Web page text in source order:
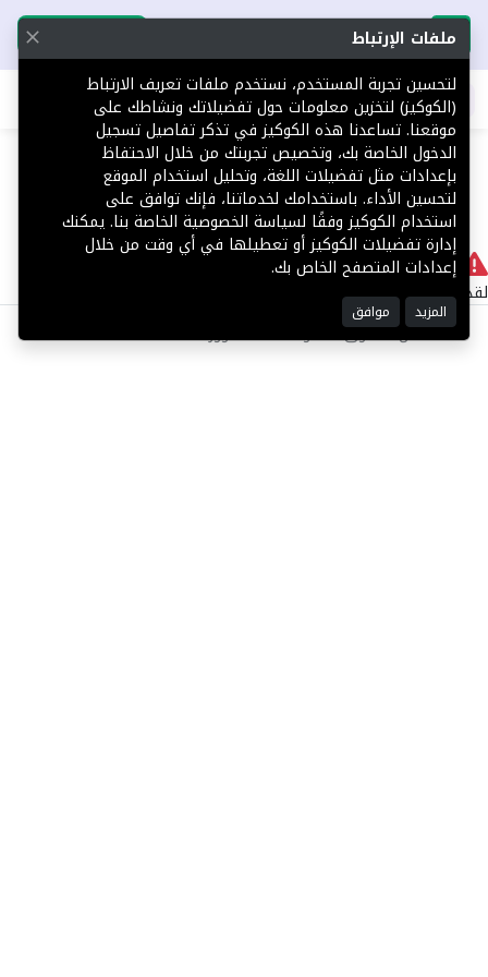
تحميل التطبيق تحميل التطبيق
اطلب عقارك
404 لا يوجد
لقد حدث خطأ داخلي أثناء معالجة طلبك.
©2025 كل الحقوق محفوظة منصة توور
ملفات الإرتباط
لتحسين تجربة المستخدم، نستخدم ملفات تعريف الارتباط
(الكوكيز) لتخزين معلومات حول تفضيلاتك ونشاطك على
موقعنا. تساعدنا هذه الكوكيز في تذكر تفاصيل تسجيل
الدخول الخاصة بك، وتخصيص تجربتك من خلال الاحتفاظ
بإعدادات مثل تفضيلات اللغة، وتحليل استخدام الموقع
لتحسين الأداء. باستخدامك لخدماتنا، فإنك توافق على
استخدام الكوكيز وفقًا لسياسة الخصوصية الخاصة بنا. يمكنك
إدارة تفضيلات الكوكيز أو تعطيلها في أي وقت من خلال
إعدادات المتصفح الخاص بك.
المزيد موافق